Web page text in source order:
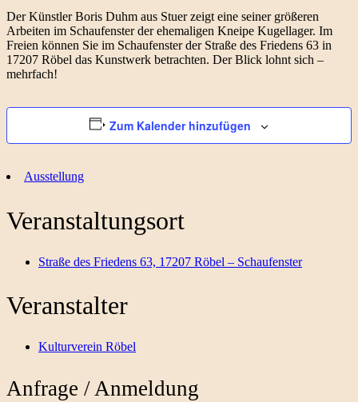
Der Künstler Boris Duhm aus Stuer zeigt eine seiner größeren
Arbeiten im Schaufenster der ehemaligen Kneipe Kugellager. Im
Freien können Sie im Schaufenster der Straße des Friedens 63 in
17207 Röbel das Kunstwerk betrachten. Der Blick lohnt sich –
mehrfach!
Zum Kalender hinzufügen
Ausstellung
Veranstaltungsort
Straße des Friedens 63, 17207 Röbel – Schaufenster
Veranstalter
Kulturverein Röbel
Anfrage / Anmeldung